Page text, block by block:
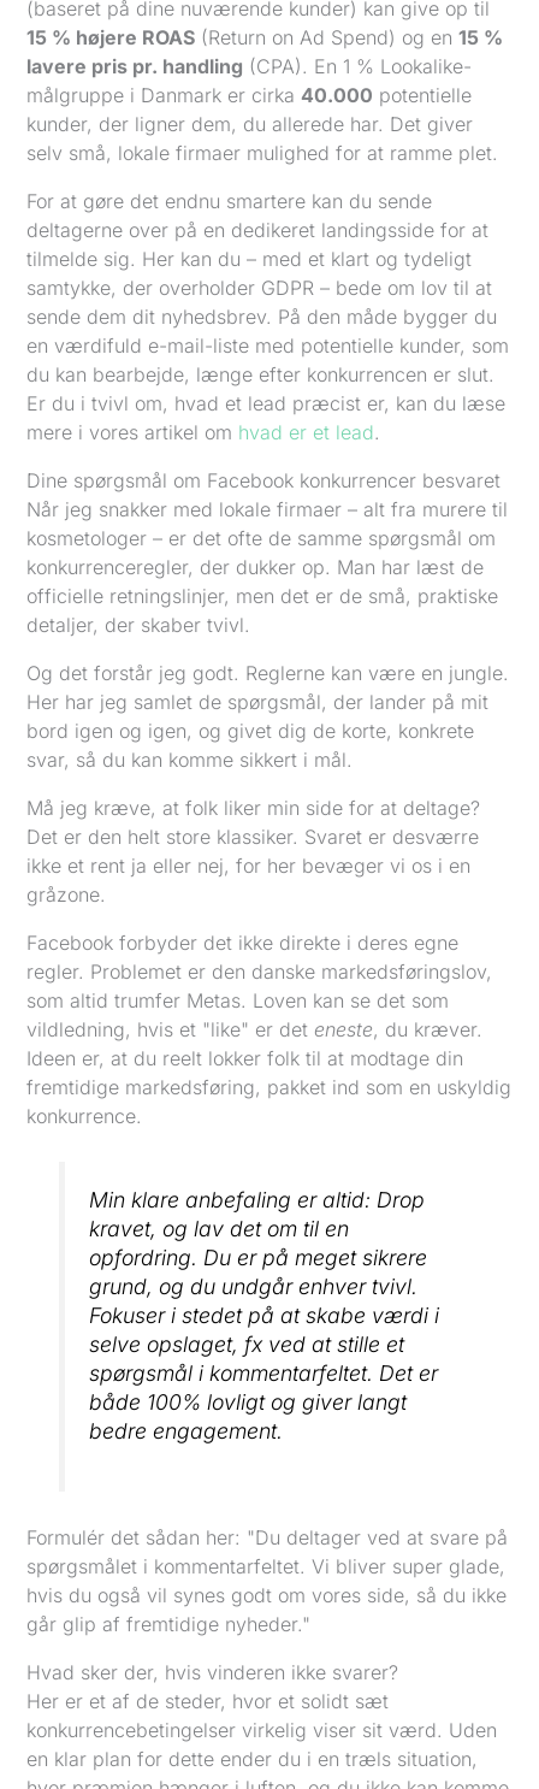
(baseret på dine nuværende kunder) kan give op til
15 % højere ROAS (Return on Ad Spend) og en15 %
lavere pris pr. handling (CPA). En 1 % Lookalike-
målgruppe i Danmark er cirka40.000 potentielle
kunder, der ligner dem, du allerede har. Det giver
selv små, lokale firmaer mulighed for at ramme plet.
For at gøre det endnu smartere kan du sende
deltagerne over på en dedikeret landingsside for at
tilmelde sig. Her kan du – med et klart og tydeligt
samtykke, der overholder GDPR – bede om lov til at
sende dem dit nyhedsbrev. På den måde bygger du
en værdifuld e-mail-liste med potentielle kunder, som
du kan bearbejde, længe efter konkurrencen er slut.
Er du i tvivl om, hvad et lead præcist er, kan du læse
mere i vores artikel om hvad er et lead.
Dine spørgsmål om Facebook konkurrencer besvaret
Når jeg snakker med lokale firmaer – alt fra murere til
kosmetologer – er det ofte de samme spørgsmål om
konkurrenceregler, der dukker op. Man har læst de
officielle retningslinjer, men det er de små, praktiske
detaljer, der skaber tvivl.
Og det forstår jeg godt. Reglerne kan være en jungle.
Her har jeg samlet de spørgsmål, der lander på mit
bord igen og igen, og givet dig de korte, konkrete
svar, så du kan komme sikkert i mål.
Må jeg kræve, at folk liker min side for at deltage?
Det er den helt store klassiker. Svaret er desværre
ikke et rent ja eller nej, for her bevæger vi os i en
gråzone.
Facebook forbyder det ikke direkte i deres egne
regler. Problemet er den danske markedsføringslov,
som altid trumfer Metas. Loven kan se det som
vildledning, hvis et "like" er det eneste, du kræver.
Ideen er, at du reelt lokker folk til at modtage din
fremtidige markedsføring, pakket ind som en uskyldig
konkurrence.
Min klare anbefaling er altid: Drop
kravet, og lav det om til en
opfordring. Du er på meget sikrere
grund, og du undgår enhver tvivl.
Fokuser i stedet på at skabe værdi i
selve opslaget, fx ved at stille et
spørgsmål i kommentarfeltet. Det er
både 100% lovligt og giver langt
bedre engagement.
Formulér det sådan her: "Du deltager ved at svare på
spørgsmålet i kommentarfeltet. Vi bliver super glade,
hvis du også vil synes godt om vores side, så du ikke
går glip af fremtidige nyheder."
Hvad sker der, hvis vinderen ikke svarer?
Her er et af de steder, hvor et solidt sæt
konkurrencebetingelser virkelig viser sit værd. Uden
en klar plan for dette ender du i en træls situation,